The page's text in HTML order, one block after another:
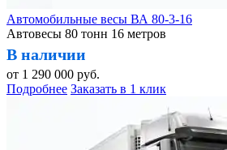
Автомобильные весы ВА 80-3-16
Автовесы 80 тонн 16 метров
В наличии
от 1 290 000 руб.
Подробнее Заказать в 1 клик